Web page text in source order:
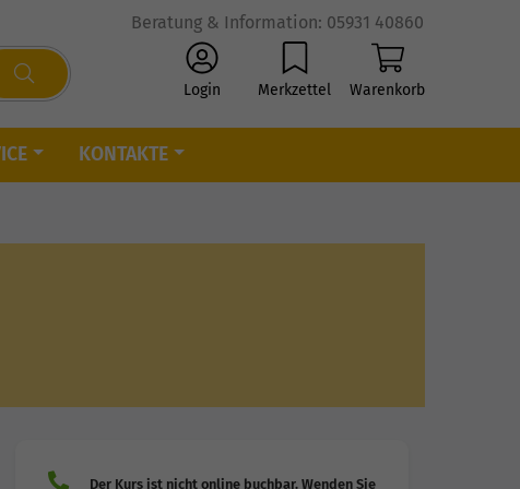
Beratung & Information: 05931 40860
Login Merkzettel Warenkorb
KONTAKTE